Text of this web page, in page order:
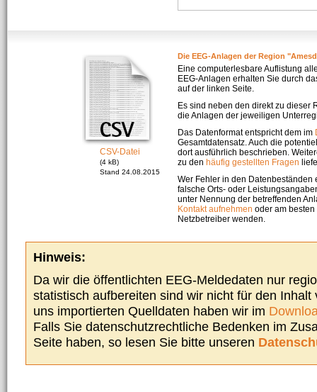
CSV-Datei
(4 kB)
Stand 24.08.2015
Die EEG-Anlagen der Region
Eine computerlesbare Auflistung
EEG-Anlagen erhalten Sie durch
auf der linken Seite.
Es sind neben den direkt zu dieser
die Anlagen der jeweiligen
Das Datenformat entspricht dem im
Gesamtdatensatz. Auch die
dort ausführlich beschrieben.
zu den häufig gestellten Fragen
Wer Fehler in den Datenbeständen
falsche Orts- oder
unter Nennung der betreffenden
Kontakt aufnehmen oder am
Netzbetreiber wenden.
Hinweis:
Da wir die öffentlichten EEG-Meldedaten nur
statistisch aufbereiten sind wir nicht für den Inhalt
uns importierten Quelldaten haben wir im
Falls Sie datenschutzrechtliche Bedenken im
Seite haben, so lesen Sie bitte unseren